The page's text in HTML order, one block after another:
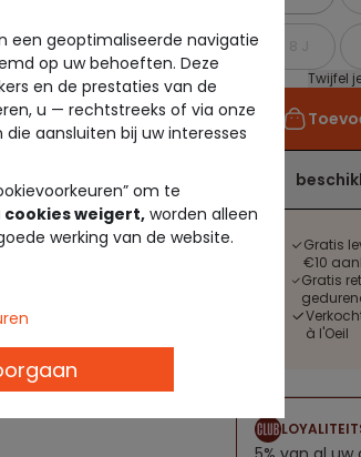
8 J
Twijfel
Gratis
€10
Gratis
à l'Oeil
een geoptimaliseerde navigatie
op uw behoeften. Deze
en de prestaties van de
u — rechtstreeks of via onze
aansluiten bij uw interesses
om te
cookies weigert, worden alleen
werking van de website.